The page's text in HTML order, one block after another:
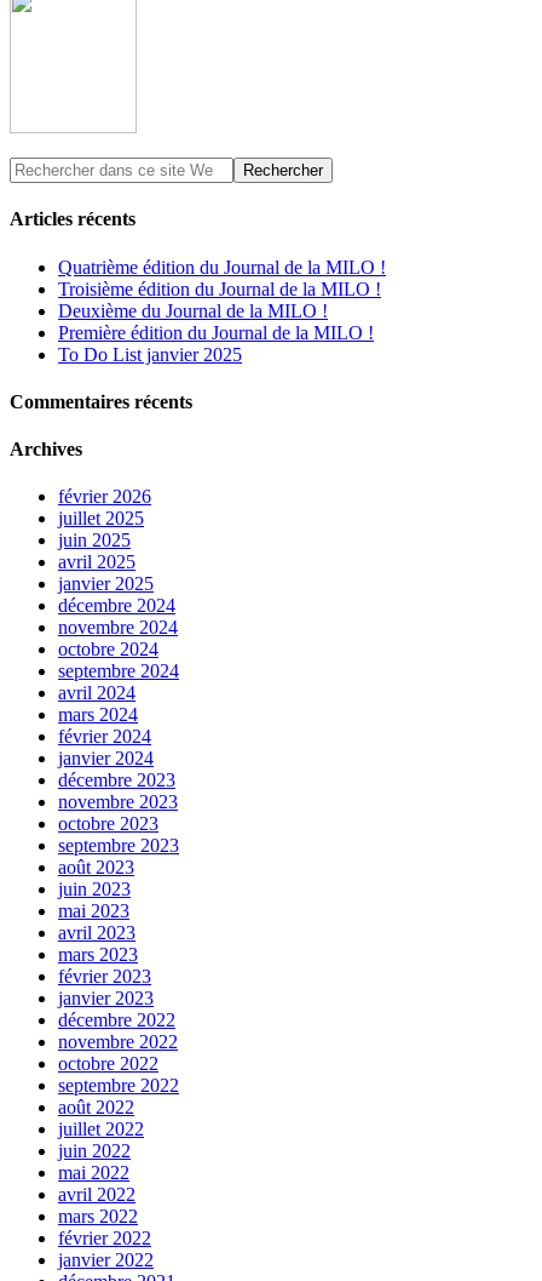
Articles récents
Quatrième édition du Journal de la MILO !
Troisième édition du Journal de la MILO !
Deuxième du Journal de la MILO !
Première édition du Journal de la MILO !
To Do List janvier 2025
Commentaires récents
Archives
février 2026
juillet 2025
juin 2025
avril 2025
janvier 2025
décembre 2024
novembre 2024
octobre 2024
septembre 2024
avril 2024
mars 2024
février 2024
janvier 2024
décembre 2023
novembre 2023
octobre 2023
septembre 2023
août 2023
juin 2023
mai 2023
avril 2023
mars 2023
février 2023
janvier 2023
décembre 2022
novembre 2022
octobre 2022
septembre 2022
août 2022
juillet 2022
juin 2022
mai 2022
avril 2022
mars 2022
février 2022
janvier 2022